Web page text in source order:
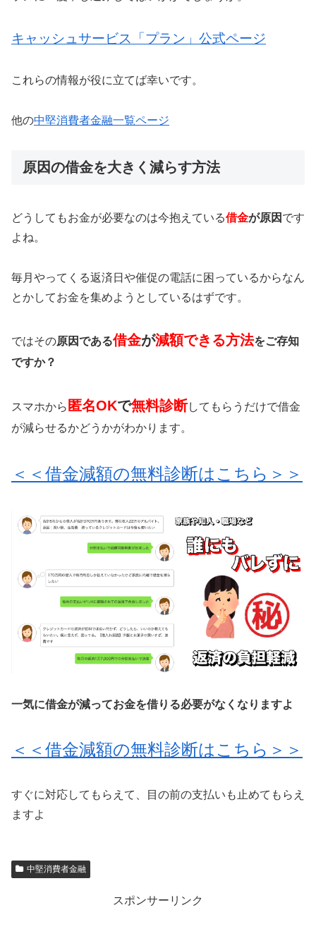
キャッシュサービス「プラン」公式ページ
これらの情報が役に立てば幸いです。
他の中堅消費者金融一覧ページ
原因の借金を大きく減らす方法
どうしてもお金が必要なのは今抱えている借金が原因 です
よね。
毎月やってくる返済日や催促の電話に困っているからなん
とかしてお金を集めようとしているはずです。
ではその原因である借金が減額できる方法をご存知
ですか？
スマホから 匿名OKで無料診断してもらうだけで借金
が減らせるかどうかがわかります。
＜＜借金減額の無料診断はこちら＞＞
一気に借金が減ってお金を借りる必要がなくなりますよ
＜＜借金減額の無料診断はこちら＞＞
すぐに対応してもらえて、目の前の支払いも止めてもらえ
ますよ
中堅消費者金融
スポンサーリンク